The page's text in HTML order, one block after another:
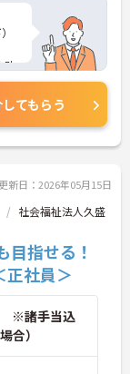
助
てもらう
新日：2026年05月15日
社会福祉法人久盛
目指せる！
社員＞
※諸手当込
合）